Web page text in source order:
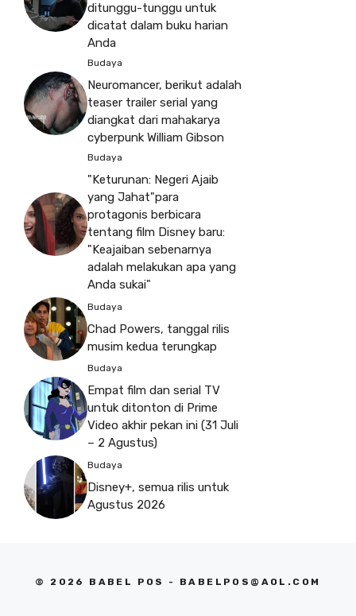
ditunggu-tunggu untuk
dicatat dalam buku harian
Anda
Budaya
Neuromancer, berikut adalah
teaser trailer serial yang
diangkat dari mahakarya
cyberpunk William Gibson
Budaya
"Keturunan: Negeri Ajaib
yang Jahat"para
protagonis berbicara
tentang film Disney baru:
"Keajaiban sebenarnya
adalah melakukan apa yang
Anda sukai"
Budaya
Chad Powers, tanggal rilis
musim kedua terungkap
Budaya
Empat film dan serial TV
untuk ditonton di Prime
Video akhir pekan ini (31 Juli
– 2 Agustus)
Budaya
Disney+, semua rilis untuk
Agustus 2026
© 2026 BABEL POS - BABELPOS@AOL.COM